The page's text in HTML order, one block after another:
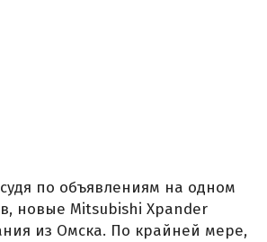
по объявлениям на одном
новые Mitsubishi Xpander
из Омска. По крайней мере,